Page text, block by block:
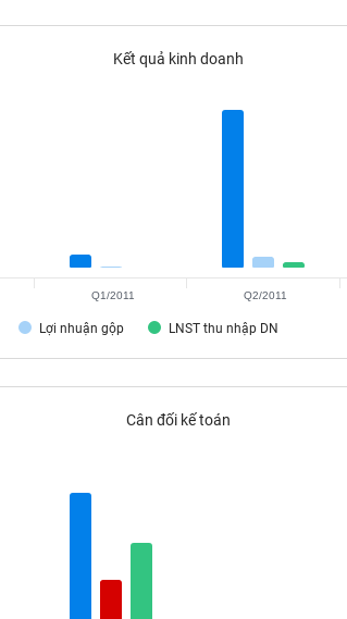
Kết quả kinh doanh
Lợi nhuận gộp LNST thu nhập DN
Q1/2011 Q2/2011
Cân đối kế toán